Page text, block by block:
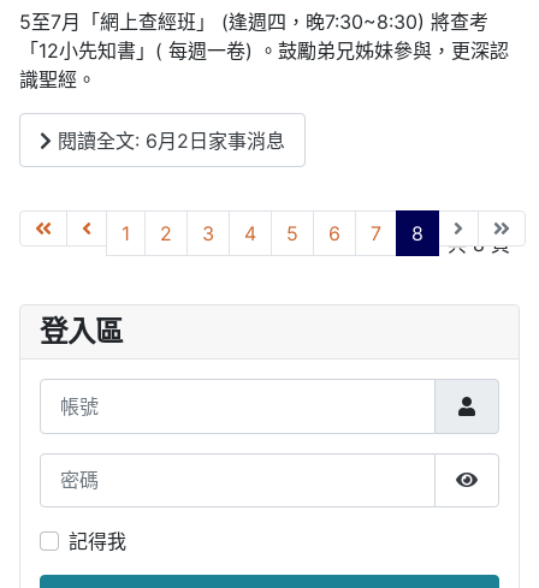
5至7月「網上查經班」 (逢週四，晚7:30~8:30) 將查考
「12小先知書」( 每週一卷) 。鼓勵弟兄姊妹參與，更深認
識聖經。
閱讀全文: 6月2日家事消息
第 8 頁，共 8 頁
1 2 3 4 5 6 7 8
登入區
帳號
密碼
顯示密
記得我